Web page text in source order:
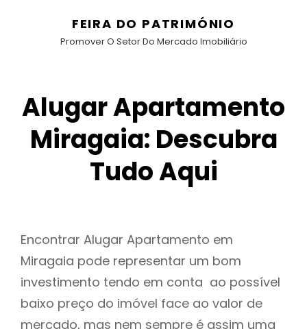
FEIRA DO PATRIMÓNIO
Promover O Setor Do Mercado Imobiliário
Alugar Apartamento
Miragaia: Descubra
Tudo Aqui
Encontrar Alugar Apartamento em
Miragaia pode representar um bom
investimento tendo em conta ao possível
baixo preço do imóvel face ao valor de
mercado, mas nem sempre é assim uma